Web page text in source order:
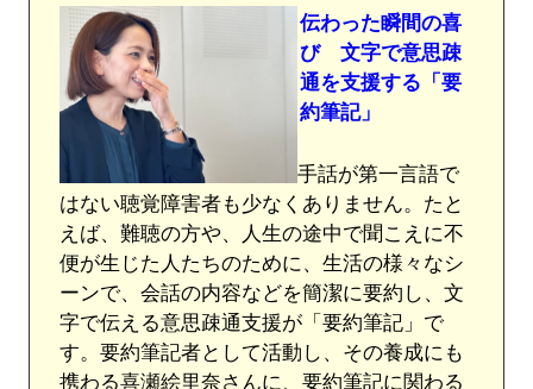
伝わった瞬間の喜
び 文字で意思疎
通を支援する「要
約筆記」
手話が第一言語で
はない聴覚障害者も少なくありません。たと
えば、難聴の方や、人生の途中で聞こえに不
便が生じた人たちのために、生活の様々なシ
ーンで、会話の内容などを簡潔に要約し、文
字で伝える意思疎通支援が「要約筆記」で
す。要約筆記者として活動し、その養成にも
携わる喜瀬絵里奈さんに、要約筆記に関わる